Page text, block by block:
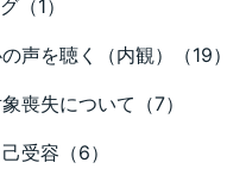
（1）
声を聴く（内観）（19）
喪失について（7）
受容（6）